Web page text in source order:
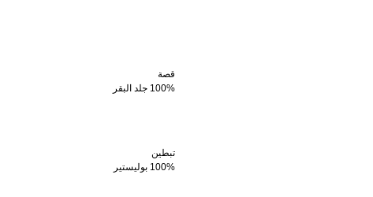
قصة
100% جلد البقر
تبطين
100% بوليستير